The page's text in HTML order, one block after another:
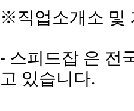
※직업소개소 및
- 스피드잡 은 전
고 있습니다.